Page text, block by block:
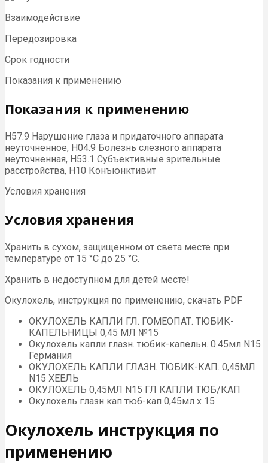
Взаимодействие
Передозировка
Срок годности
Показания к применению
Показания к применению
H57.9 Нарушение глаза и придаточного аппарата
неуточненное, H04.9 Болезнь слезного аппарата
неуточненная, H53.1 Субъективные зрительные
расстройства, H10 Конъюнктивит
Условия хранения
Условия хранения
Хранить в сухом, защищенном от света месте при
температуре от 15 °С до 25 °С.
Хранить в недоступном для детей месте!
Окулохель, инструкция по применению, скачать PDF
ОКУЛОХЕЛЬ КАПЛИ ГЛ. ГОМЕОПАТ. ТЮБИК-
КАПЕЛЬНИЦЫ 0,45 МЛ №15
Окулохель капли глазн. тюбик-капельн. 0.45мл N15
Германия
ОКУЛОХЕЛЬ КАПЛИ ГЛАЗН. ТЮБИК-КАП. 0,45МЛ
N15 ХЕЕЛЬ
ОКУЛОХЕЛЬ 0,45МЛ N15 ГЛ КАПЛИ ТЮБ/КАП
Окулохель глазн кап тюб-кап 0,45мл х 15
Окулохель инструкция по
применению